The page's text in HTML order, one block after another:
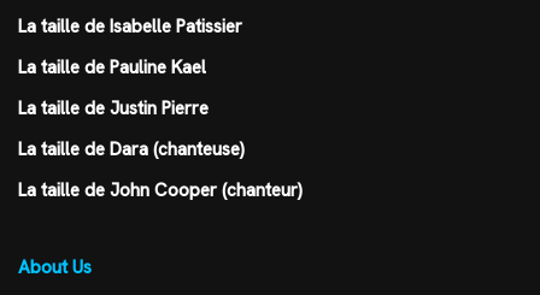
La taille de Isabelle Patissier
La taille de Pauline Kael
La taille de Justin Pierre
La taille de Dara (chanteuse)
La taille de John Cooper (chanteur)
About Us